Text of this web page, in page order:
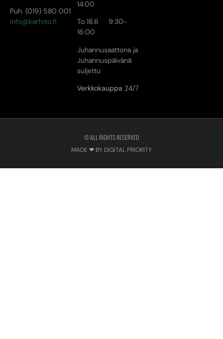
Puh. (019) 580 001
info@karfoto.fi
14:00
To 18.6 9:30-
16:00
Juhannusaattona ja
Juhannuspäivänä
suljettu
Verkkokauppa 24/7
© ALL RIGHTS RESERVED
MADE ❤ BY DIGITAL PRIORITY